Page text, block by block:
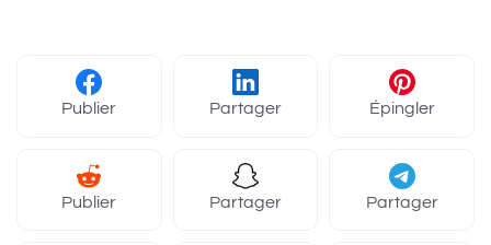
Publier Partager Épingler
Publier Partager Partager